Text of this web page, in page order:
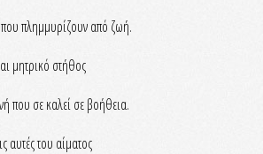
πλημμυρίζουν από ζωή.
μητρικό στήθος
που σε καλεί σε βοήθεια.
αυτές του αίματος